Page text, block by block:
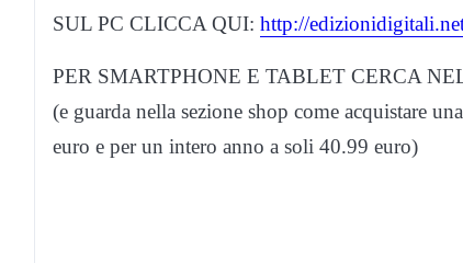
SUL PC CLICCA QUI: http://
PER SMARTPHONE E TABLET CERCA
(e guarda nella sezione shop come acquistare
euro e per un intero anno a soli 40.99 euro)